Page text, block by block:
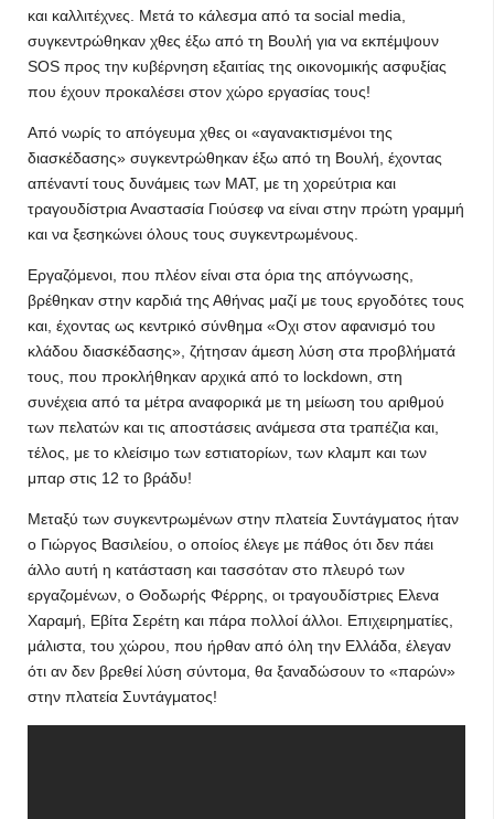
και καλλιτέχνες. Μετά το κάλεσμα από τα social media,
συγκεντρώθηκαν χθες έξω από τη Βουλή για να εκπέμψουν
SOS προς την κυβέρνηση εξαιτίας της οικονομικής ασφυξίας
που έχουν προκαλέσει στον χώρο εργασίας τους!
Από νωρίς το απόγευμα χθες οι «αγανακτισμένοι της
διασκέδασης» συγκεντρώθηκαν έξω από τη Βουλή, έχοντας
απέναντί τους δυνάμεις των ΜΑΤ, με τη χορεύτρια και
τραγουδίστρια Αναστασία Γιούσεφ να είναι στην πρώτη γραμμή
και να ξεσηκώνει όλους τους συγκεντρωμένους.
Εργαζόμενοι, που πλέον είναι στα όρια της απόγνωσης,
βρέθηκαν στην καρδιά της Αθήνας μαζί με τους εργοδότες τους
και, έχοντας ως κεντρικό σύνθημα «Οχι στον αφανισμό του
κλάδου διασκέδασης», ζήτησαν άμεση λύση στα προβλήματά
τους, που προκλήθηκαν αρχικά από το lockdown, στη
συνέχεια από τα μέτρα αναφορικά με τη μείωση του αριθμού
των πελατών και τις αποστάσεις ανάμεσα στα τραπέζια και,
τέλος, με το κλείσιμο των εστιατορίων, των κλαμπ και των
μπαρ στις 12 το βράδυ!
Μεταξύ των συγκεντρωμένων στην πλατεία Συντάγματος ήταν
ο Γιώργος Βασιλείου, ο οποίος έλεγε με πάθος ότι δεν πάει
άλλο αυτή η κατάσταση και τασσόταν στο πλευρό των
εργαζομένων, ο Θοδωρής Φέρρης, οι τραγουδίστριες Ελενα
Χαραμή, Εβίτα Σερέτη και πάρα πολλοί άλλοι. Επιχειρηματίες,
μάλιστα, του χώρου, που ήρθαν από όλη την Ελλάδα, έλεγαν
ότι αν δεν βρεθεί λύση σύντομα, θα ξαναδώσουν το «παρών»
στην πλατεία Συντάγματος!